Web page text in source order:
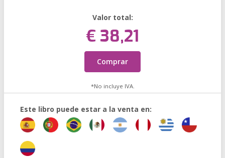
Valor total:
€ 38,21
Comprar
*No incluye IVA.
Este libro puede estar a la venta en: